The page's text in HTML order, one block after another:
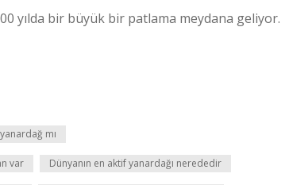
yılda bir büyük bir patlama meydana geliyor.
mı
var Dünyanın en aktif yanardağı nerededir